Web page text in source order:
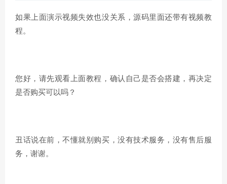
如果上面演示视频失效也没关系，源码里面还带有视频教
程。
您好，请先观看上面教程，确认自己是否会搭建，再决定
是否购买可以吗？
丑话说在前，不懂就别购买，没有技术服务，没有售后服
务，谢谢。